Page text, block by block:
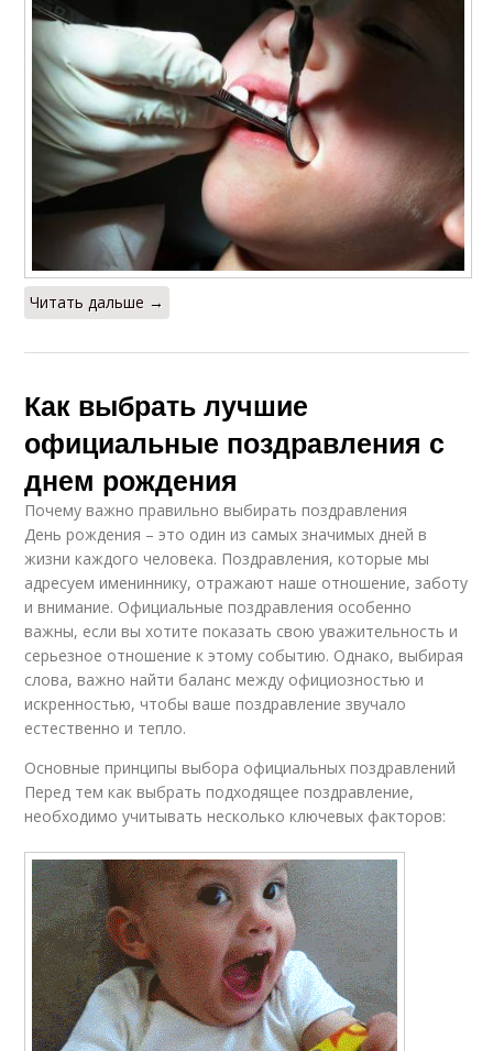
Читать дальше →
Как выбрать лучшие
официальные поздравления с
днем рождения
Почему важно правильно выбирать поздравления
День рождения – это один из самых значимых дней в
жизни каждого человека. Поздравления, которые мы
адресуем имениннику, отражают наше отношение, заботу
и внимание. Официальные поздравления особенно
важны, если вы хотите показать свою уважительность и
серьезное отношение к этому событию. Однако, выбирая
слова, важно найти баланс между официозностью и
искренностью, чтобы ваше поздравление звучало
естественно и тепло.
Основные принципы выбора официальных поздравлений
Перед тем как выбрать подходящее поздравление,
необходимо учитывать несколько ключевых факторов: